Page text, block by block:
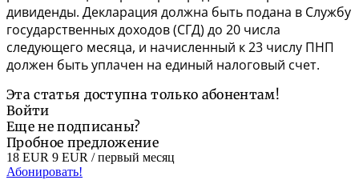
дивиденды. Декларация должна быть подана в Службу
государственных доходов (СГД) до 20 числа
следующего месяца, и начисленный к 23 числу ПНП
должен быть уплачен на единый налоговый счет.
Эта статья доступна только абонентам!
Войти
Еще не подписаны?
Пробное предложение
18 EUR 9 EUR / первый месяц
Абонировать!